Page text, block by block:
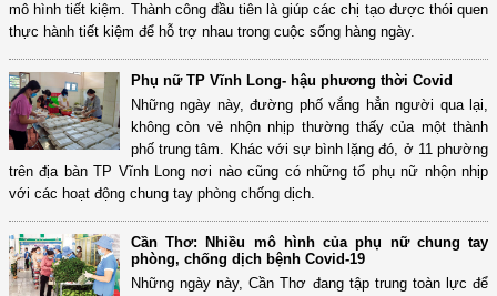
mô hình tiết kiệm. Thành công đầu tiên là giúp các chị tạo được thói quen
thực hành tiết kiệm để hỗ trợ nhau trong cuộc sống hàng ngày.
Phụ nữ TP Vĩnh Long- hậu phương thời Covid
Những ngày này, đường phố vắng hẳn người qua lại,
không còn vẻ nhộn nhịp thường thấy của một thành
phố trung tâm. Khác với sự bình lặng đó, ở 11 phường
trên địa bàn TP Vĩnh Long nơi nào cũng có những tổ phụ nữ nhộn nhịp
với các hoạt động chung tay phòng chống dịch.
Cần Thơ: Nhiều mô hình của phụ nữ chung tay
phòng, chống dịch bệnh Covid-19
Những ngày này, Cần Thơ đang tập trung toàn lực để